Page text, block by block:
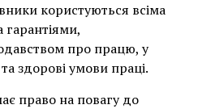
користуються всіма
про працю, у
здорові умови праці.
право на повагу до